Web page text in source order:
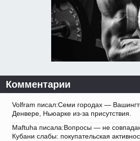
Комментарии
Volfram писал:Семи городах —
Денвере, Ньюарке из-за присутствия.
Maftuha писала:Вопросы — не
Кубани слабы: покупательская